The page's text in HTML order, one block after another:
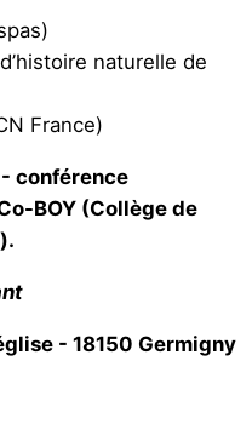
naturelle de
France)
- conférence
BOY (Collège de
- 18150 Germigny